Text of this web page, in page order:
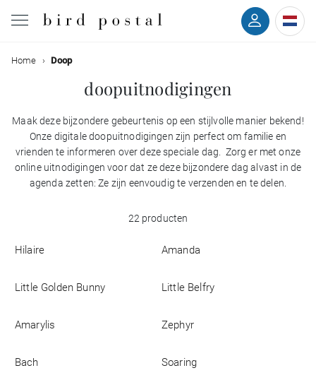
Bruiloft
Doop
Communie
Home Doop
doopuitnodigingen
Maak deze bijzondere gebeurtenis op een stijlvolle manier bekend!
Onze digitale doopuitnodigingen zijn perfect om familie en
vrienden te informeren over deze speciale dag. Zorg er met onze
online uitnodigingen voor dat ze deze bijzondere dag alvast in de
agenda zetten: Ze zijn eenvoudig te verzenden en te delen.
22 producten
Hilaire Amanda
Little Golden Bunny Little Belfry
Amarylis Zephyr
Bach Soaring
Filteren
Kleuren
Stijlen